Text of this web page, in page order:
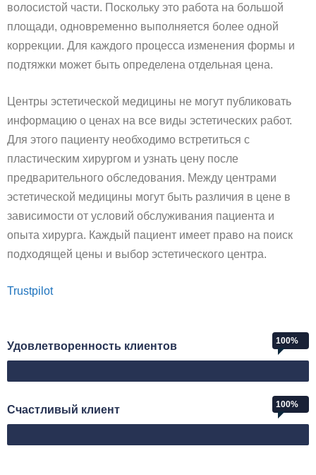
волосистой части. Поскольку это работа на большой
площади, одновременно выполняется более одной
коррекции. Для каждого процесса изменения формы и
подтяжки может быть определена отдельная цена.
Центры эстетической медицины не могут публиковать
информацию о ценах на все виды эстетических работ.
Для этого пациенту необходимо встретиться с
пластическим хирургом и узнать цену после
предварительного обследования. Между центрами
эстетической медицины могут быть различия в цене в
зависимости от условий обслуживания пациента и
опыта хирурга. Каждый пациент имеет право на поиск
подходящей цены и выбор эстетического центра.
Trustpilot
Удовлетворенность клиентов 100%
Счастливый клиент 100%